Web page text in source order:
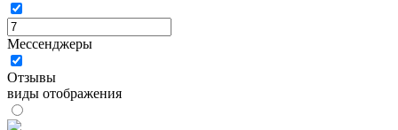
Мессенджеры
Отзывы
виды отображения